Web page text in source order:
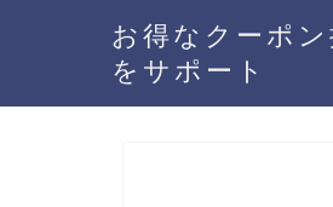
お得なクーポン
をサポート